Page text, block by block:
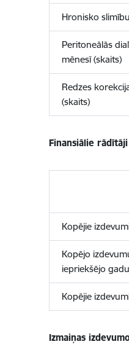
Hronisko
Peritoneālās
mēnesī (skaits)
Redzes
(skaits)
Finansiālie
Kopējie
Kopējo
iepriekšējo gadu
Kopējie
Izmaiņas